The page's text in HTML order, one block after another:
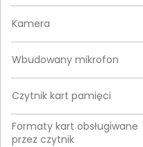
Kamera
Wbudowany mikrofon
Czytnik kart pamięci
Formaty kart obsługiwane
przez czytnik